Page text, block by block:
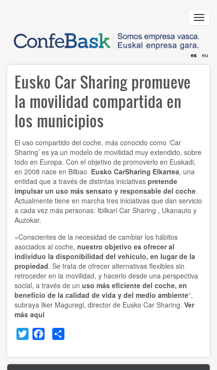
principal
es eu
Eusko Car Sharing promueve
la movilidad compartida en
los municipios
El uso compartido del coche, más conocido como ‘Car
Sharing’ es ya un modelo de movilidad muy extendido, sobre
todo en Europa. Con el objetivo de promoverlo en Euskadi,
en 2008 nace en Bilbao Eusko CarSharing Elkartea, una
entidad que a través de distintas iniciativas pretende
impulsar un uso más sensato y responsable del coche.
Actualmente tiene en marcha tres iniciativas que dan servicio
a cada vez más personas: Ibilkari Car Sharing , Ukanauto y
Auzokar.
«Conscientes de la necesidad de cambiar los hábitos
asociados al coche, nuestro objetivo es ofrecer al
individuo la disponibilidad del vehículo, en lugar de la
propiedad. Se trata de ofrecer alternativas flexibles sin
retroceder en la movilidad, y hacerlo desde una perspectiva
social, a través de un uso más eficiente del coche, en
beneficio de la calidad de vida y del medio ambiente”,
subraya Iker Maguregi, director de Eusko Car Sharing. Ver
más aquí
Twitter Facebook